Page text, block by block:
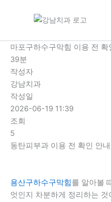
로 마포구하수구막힘 이용 전
39분
작성자
강남치과
작성일
2026-06-19 11:39
조회
5
동탄피부과 이용 전 확인 안
용산구하수구막힘를 알아볼
엇인지 차분하게 정리하는